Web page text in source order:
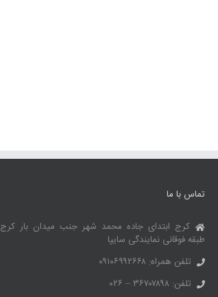
تماس با ما
کرج ابتدای جاده محمد شهر جنب میدان بار کرج
طبقه فوقانی نمایندگی سایپا
تلفن همراه: ۰۹۱۰۶۹۹۲۶۶۸
تلفن: ۳۶۷۰۷۸۹۸ – ۰۲۶